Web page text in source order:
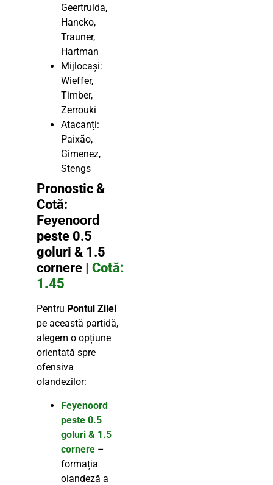
Geertruida,
Hancko,
Trauner,
Hartman
Mijlocași:
Wieffer,
Timber,
Zerrouki
Atacanți:
Paixão,
Gimenez,
Stengs
Pronostic &
Cotă:
Feyenoord
peste 0.5
goluri & 1.5
cornere | Cotă:
1.45
Pentru Pontul Zilei
pe această partidă,
alegem o opțiune
orientată spre
ofensiva
olandezilor:
Feyenoord
peste 0.5
goluri & 1.5
cornere –
formația
olandeză a